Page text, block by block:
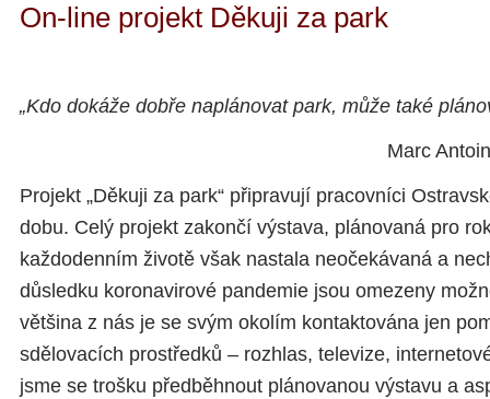
On-line projekt Děkuji za park
„Kdo dokáže dobře naplánovat park, může také
Marc
Projekt „Děkuji za park“ připravují pracovníci
dobu. Celý projekt zakončí výstava, plánovaná pro
každodenním životě však nastala neočekávaná a
důsledku koronavirové pandemie jsou omezeny
většina z nás je se svým okolím kontaktována jen
sdělovacích prostředků – rozhlas, televize,
jsme se trošku předběhnout plánovanou výstavu a